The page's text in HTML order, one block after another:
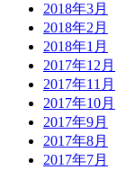
2018年3月
2018年2月
2018年1月
2017年12月
2017年11月
2017年10月
2017年9月
2017年8月
2017年7月